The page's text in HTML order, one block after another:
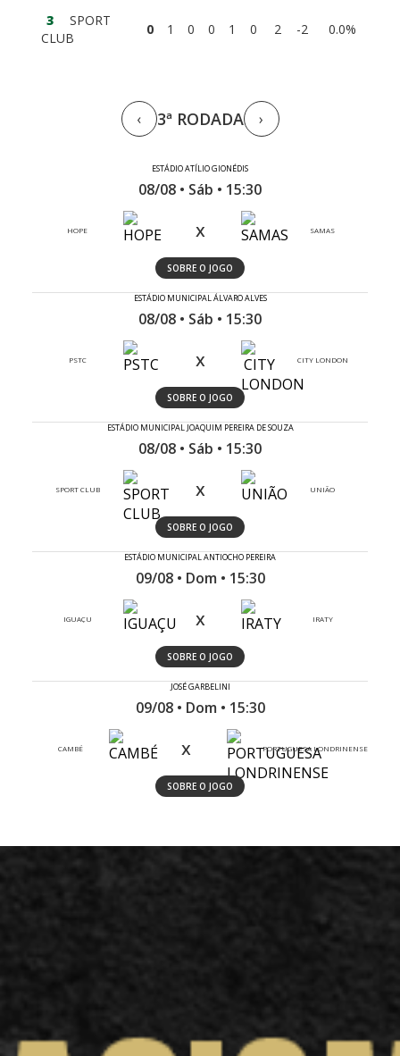
3
SPORT
CLUB
0 1 0 0 1 0 2 -2 0.0%
‹ 3ª RODADA ›
ESTÁDIO ATÍLIO GIONÉDIS
08/08 • Sáb • 15:30
HOPE x SAMAS
SOBRE O JOGO
ESTÁDIO MUNICIPAL ÁLVARO ALVES
08/08 • Sáb • 15:30
PSTC x CITY LONDON
SOBRE O JOGO
ESTÁDIO MUNICIPAL JOAQUIM PEREIRA DE SOUZA
08/08 • Sáb • 15:30
SPORT CLUB x UNIÃO
SOBRE O JOGO
ESTÁDIO MUNICIPAL ANTIOCHO PEREIRA
09/08 • Dom • 15:30
IGUAÇU x IRATY
SOBRE O JOGO
JOSÉ GARBELINI
09/08 • Dom • 15:30
CAMBÉ x PORTUGUESA LONDRINENSE
SOBRE O JOGO